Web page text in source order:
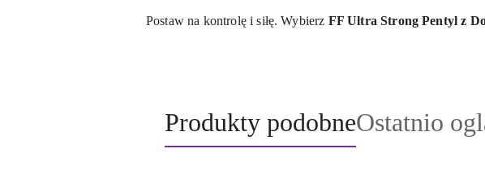
Postaw na kontrolę i siłę. Wybierz FF Ultra Strong Pentyl z
Pomiń karuzelę produktówProdukty
o
Produkty podobneProdukty
o
Ostatnio